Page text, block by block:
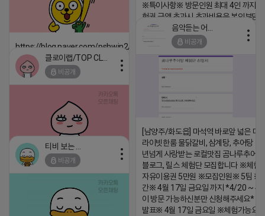
※특이사항※ 방문인원 최대 4인 까지
험권 금액 초과시 초과비용은 본인부담
2026-04-18 17:13
https://blog.naver.com/pshwin2/224023970047
2026-04-18 17:12
비공개
[남양주/화도읍] 마석역 바로앞 넓은 매
라이빗한룸 물닭갈비, 삼계탕, 추어탕 맛
년넘게 사랑받는 로컬맛집 곰나루추어
블로그, 릴스 체험단 모집합니다 ※체험
자유이용권 5만원 ※모집인원※ 5팀 ※
간※ 4월 17일 금요일 까지 *4/20 ~ 4/
이 방문 가능하신분만 신청해주세요* ※
발표※ 4월 17일 금요일 ※체험가능요
비공개
2026-04-18 17:05
비공개